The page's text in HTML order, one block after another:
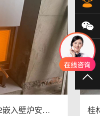
嵌入壁炉安… 桂
微